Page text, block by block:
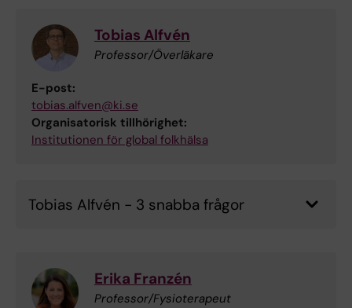
Tobias Alfvén
Professor/Överläkare
E-post:
tobias.alfven@ki.se
Organisatorisk tillhörighet:
Institutionen för global folkhälsa
Tobias Alfvén - 3 snabba frågor
Erika Franzén
Professor/Fysioterapeut